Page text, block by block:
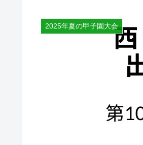
2025年夏の甲子園大会